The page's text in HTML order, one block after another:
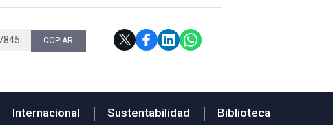
COPIAR
Internacional Sustentabilidad Biblioteca